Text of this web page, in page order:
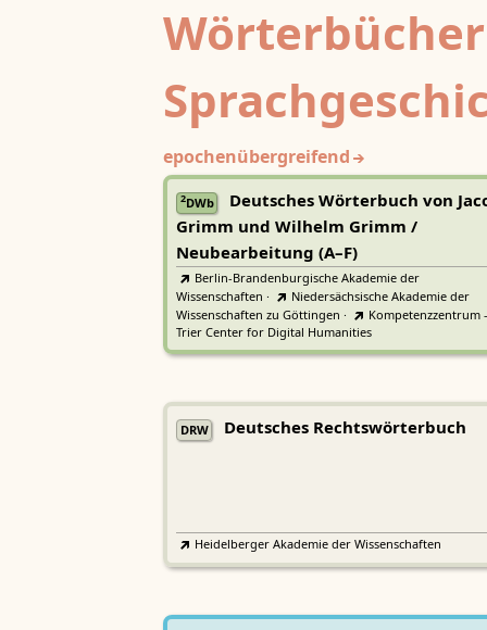
epochenübergreifend
2DWb
Deutsches Wörterbuch von
Grimm und Wilhelm Grimm /
Neubearbeitung (A–F)
Berlin-Brandenburgische Akademie der
Wissenschaften ·
Niedersächsische Akademie der
Wissenschaften zu Göttingen ·
Kompetenzzentrum -
Trier Center for Digital Humanities
DRW Deutsches Rechtswörterbuch
Heidelberger Akademie der Wissenschaften